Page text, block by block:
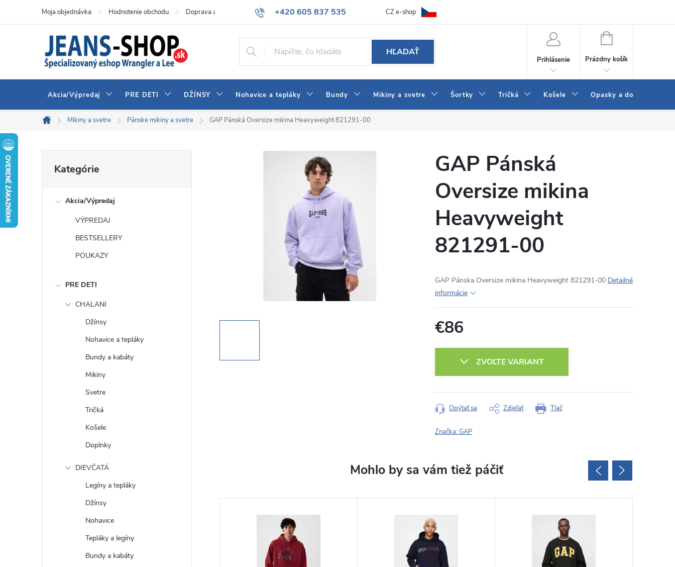
+420 605 837 535
info@jeans-shop.sk
Moja objednávka Hodnotenie obchodu Doprava a platba Všeobecné obchodné podmienky Ako vybrať džínsy Wrangler a LEE
CZ e-shop
HĽADAŤ
Prihlásenie
NÁKUPNÝ
Prázdny košík
Akcia/Výpredaj PRE DETI DŽÍNSY Nohavice a tepláky Bundy Mikiny a svetre Šortky Tričká Košele Opasky a doplnky
Domov
Mikiny a svetre Pánske mikiny a svetre GAP Pánská Oversize mikina Heavyweight 821291-00
kategórie
Kategórie
Akcia/Výpredaj
VÝPREDAJ
BESTSELLERY
POUKAZY
PRE DETI
CHALANI
Džínsy
Nohavice a tepláky
Bundy a kabáty
Mikiny
Svetre
Tričká
Košele
Doplnky
DIEVČATÁ
Legíny a tepláky
Džínsy
Nohavice
Tepláky a legíny
Bundy a kabáty
GAP Pánská
Oversize mikina
Heavyweight
821291-00
GAP Pánska Oversize mikina Heavyweight 821291-00 Detailné
informácie
€86
ZVOĽTE VARIANT
Tlač
Opýtať sa Zdieľať
Značka:GAP